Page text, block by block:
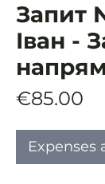
Запит
Іван -
€85.00
Expenses